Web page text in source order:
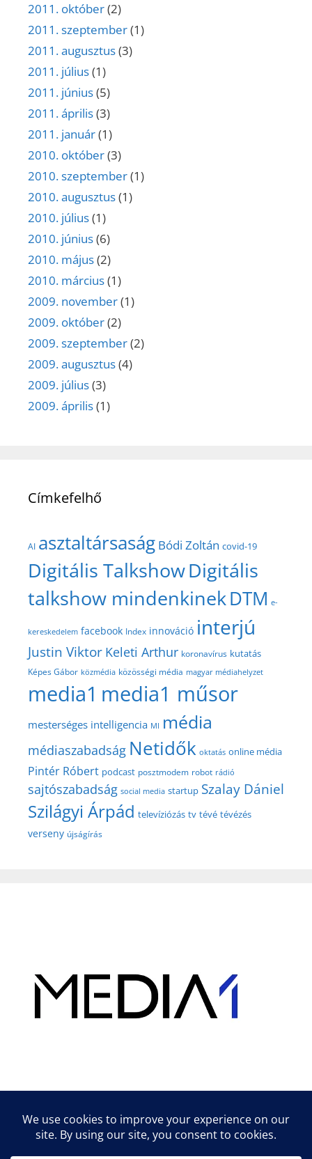
2011. október(2)
2011. szeptember(1)
2011. augusztus(3)
2011. július(1)
2011. június(5)
2011. április(3)
2011. január(1)
2010. október(3)
2010. szeptember(1)
2010. augusztus(1)
2010. július(1)
2010. június(6)
2010. május(2)
2010. március(1)
2009. november(1)
2009. október(2)
2009. szeptember(2)
2009. augusztus(4)
2009. július(3)
2009. április(1)
Címkefelhő
AI asztaltársaság Bódi Zoltán covid-19
Digitális TalkshowDigitális
talkshow mindenkinekDTM e-
kereskedelem facebook Index innováció interjú
Justin Viktor Keleti Arthur koronavírus kutatás
Képes Gábor közmédia közösségi média magyar médiahelyzet
media1 media1 műsor
mesterséges intelligencia MI média
médiaszabadság Netidők oktatás online média
Pintér Róbert podcast posztmodem robot rádió
sajtószabadság social media startup Szalay Dániel
Szilágyi Árpád televíziózás tv tévé tévézés
verseny újságírás